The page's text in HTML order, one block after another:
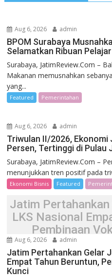
Aug 6, 2026 admin
BPOM Surabaya
Selamatkan Ribuan
Surabaya, JatimReview.Com –
Makanan memusnahkan
yang...
Featured Pemerintahan
Aug 6, 2026 admin
Triwulan II/2026, Ekonomi
Persen, Tertinggi di Pulau
Surabaya, JatimReview.Com –
menunjukkan tren positif pada
Ekonomi Bisnis Featured
Jatim Pertahankan
LKS Nasional
Pembinaan
Aug 6, 2026 admin
Jatim Pertahankan Gelar
Empat Tahun Beruntun,
Kunci